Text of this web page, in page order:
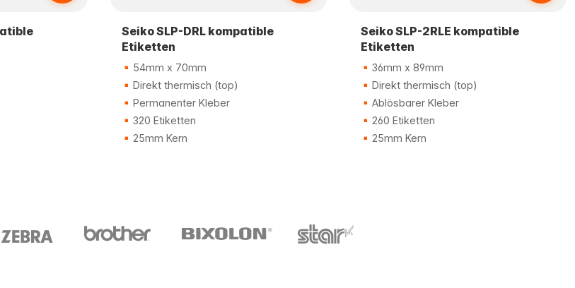
Seiko SLP-DRL kompatible
Etiketten
54mm x 70mm
Direkt thermisch (top)
Permanenter Kleber
320 Etiketten
25mm Kern
Seiko SLP-2RLE kompatible
Etiketten
36mm x 89mm
Direkt thermisch (top)
Ablösbarer Kleber
260 Etiketten
25mm Kern